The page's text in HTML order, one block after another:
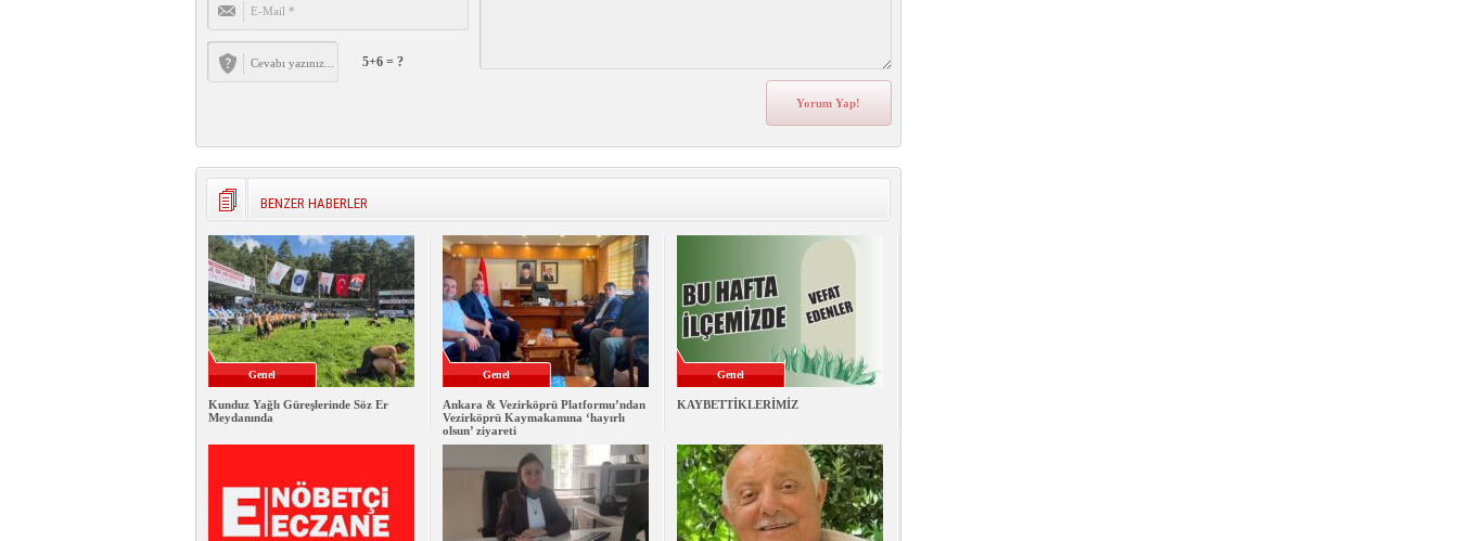
5+6 = ?
BENZER HABERLER
Genel
Kunduz Yağlı Güreşlerinde Söz Er
Meydanında
Genel
Ankara & Vezirköprü Platformu’ndan
Vezirköprü Kaymakamına ‘hayırlı
olsun’ ziyareti
Genel
KAYBETTİKLERİMİZ